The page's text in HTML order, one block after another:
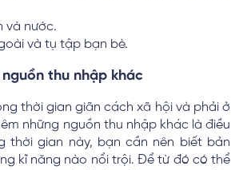
và nước.
và tụ tập bạn bè.
thu nhập khác
thời gian giãn cách xã hội và phải ở
những nguồn thu nhập khác là điều
thời gian này, bạn cần nên biết bản
kĩ năng nào nổi trội. Để từ đó có thể